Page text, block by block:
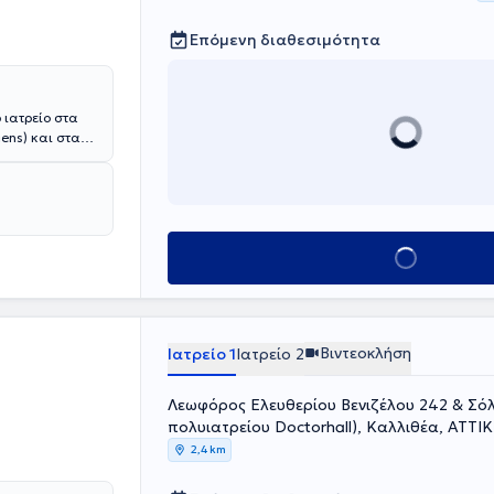
στα
και στα
ίδιου
στο
Γενικό
της γύρω
συνέδρια, ενώ
Επόμενη διαθεσιμότητα
Κλείσε ραντεβού
Ιατρείο 1Ιατρείο 2 Βιντεοκλήση
Λεωφόρος Ελευθερίου Βενιζέλου 242 &
πολυιατρείου Doctorhall), Καλλιθέα,
2,4 km